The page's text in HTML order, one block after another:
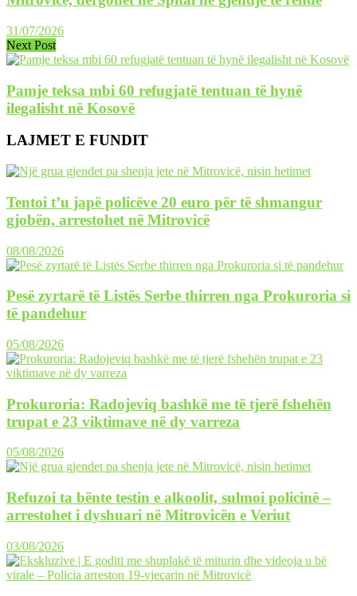
31/07/2026
Next Post
Pamje teksa mbi 60 refugjatë tentuan të hynë
ilegalisht në Kosovë
LAJMET E FUNDIT
Tentoi t’u japë policëve 20 euro për të shmangur
gjobën, arrestohet në Mitrovicë
08/08/2026
Pesë zyrtarë të Listës Serbe thirren nga Prokuroria si
të pandehur
05/08/2026
Prokuroria: Radojeviq bashkë me të tjerë fshehën
trupat e 23 viktimave në dy varreza
05/08/2026
Refuzoi ta bënte testin e alkoolit, sulmoi policinë –
arrestohet i dyshuari në Mitrovicën e Veriut
03/08/2026